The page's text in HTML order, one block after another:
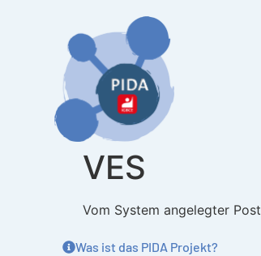
VES
Vom System angelegter Post
Was ist das PIDA Projekt?